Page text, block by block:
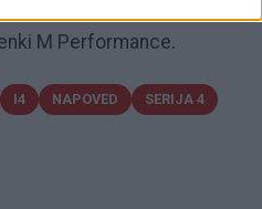
M Performance.
I4 NAPOVED SERIJA 4